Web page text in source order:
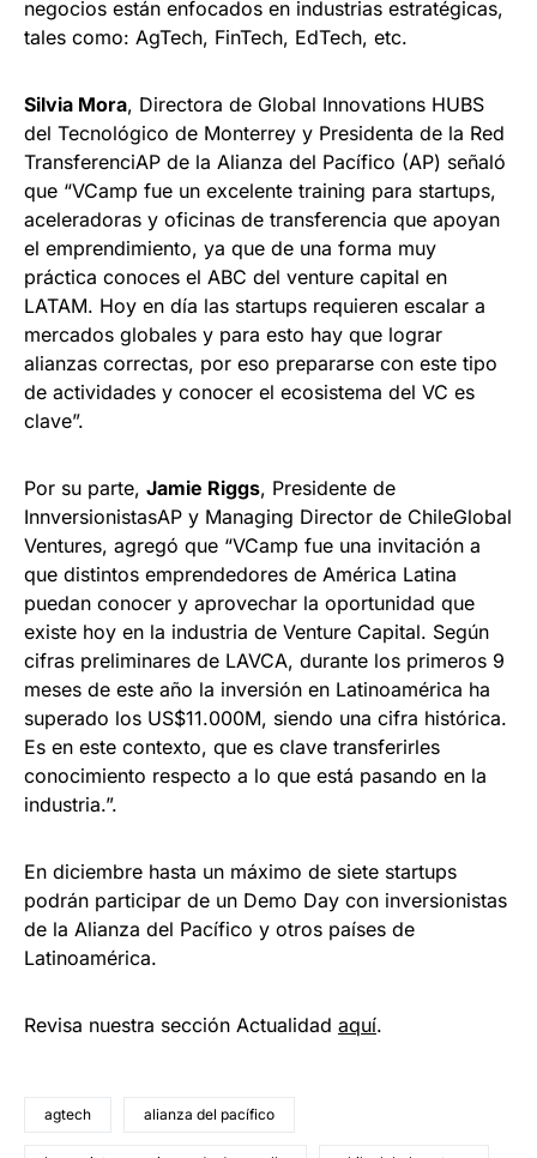
negocios están enfocados en industrias estratégicas,
tales como: AgTech, FinTech, EdTech, etc.
Silvia Mora, Directora de Global Innovations HUBS
del Tecnológico de Monterrey y Presidenta de la Red
TransferenciAP de la Alianza del Pacífico (AP) señaló
que “VCamp fue un excelente training para startups,
aceleradoras y oficinas de transferencia que apoyan
el emprendimiento, ya que de una forma muy
práctica conoces el ABC del venture capital en
LATAM. Hoy en día las startups requieren escalar a
mercados globales y para esto hay que lograr
alianzas correctas, por eso prepararse con este tipo
de actividades y conocer el ecosistema del VC es
clave”.
Por su parte, Jamie Riggs, Presidente de
InnversionistasAP y Managing Director de ChileGlobal
Ventures, agregó que “VCamp fue una invitación a
que distintos emprendedores de América Latina
puedan conocer y aprovechar la oportunidad que
existe hoy en la industria de Venture Capital. Según
cifras preliminares de LAVCA, durante los primeros 9
meses de este año la inversión en Latinoamérica ha
superado los US$11.000M, siendo una cifra histórica.
Es en este contexto, que es clave transferirles
conocimiento respecto a lo que está pasando en la
industria.”.
En diciembre hasta un máximo de siete startups
podrán participar de un Demo Day con inversionistas
de la Alianza del Pacífico y otros países de
Latinoamérica.
Revisa nuestra sección Actualidad aquí.
agtech alianza del pacífico